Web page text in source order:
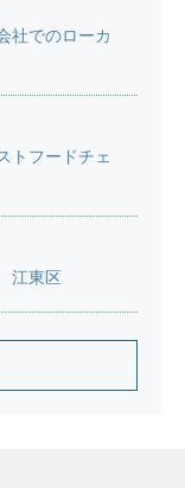
社でのローカ
トフードチェ
江東区